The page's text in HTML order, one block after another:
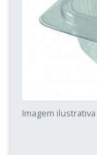
Imagem